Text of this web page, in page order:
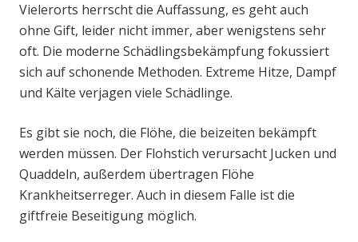
Vielerorts herrscht die Auffassung, es geht auch
ohne Gift, leider nicht immer, aber wenigstens sehr
oft. Die moderne Schädlingsbekämpfung fokussiert
sich auf schonende Methoden. Extreme Hitze, Dampf
und Kälte verjagen viele Schädlinge.
Es gibt sie noch, die Flöhe, die beizeiten bekämpft
werden müssen. Der Flohstich verursacht Jucken und
Quaddeln, außerdem übertragen Flöhe
Krankheitserreger. Auch in diesem Falle ist die
giftfreie Beseitigung möglich.